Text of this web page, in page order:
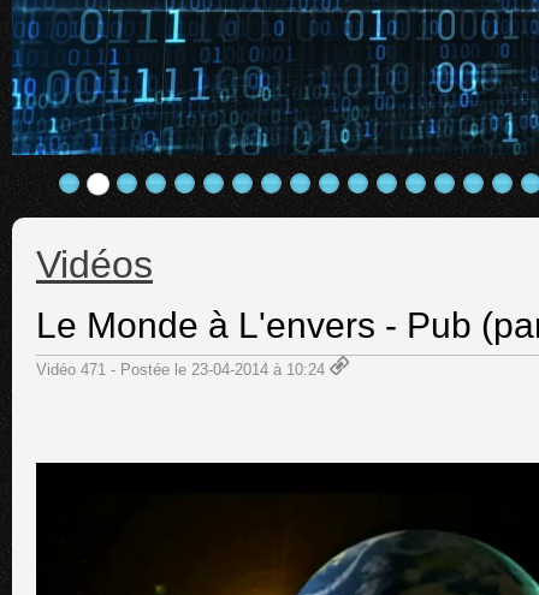
Vidéos
Le Monde à L'envers - Pub
Vidéo 471 - Postée le 23-04-2014 à 10:24